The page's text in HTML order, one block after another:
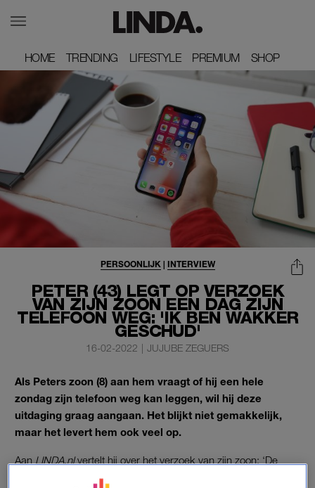
HOME
HOME TRENDING
TRENDING LIFESTYLE
LIFESTYLE PREMIUM
PREMIUM SHOP
SHOP
PETER (43) LEGT OP VERZOEK
VAN ZIJN ZOON EEN DAG ZIJN
TELEFOON WEG: 'IK BEN WAKKER
GESCHUD'
PERSOONLIJK| INTERVIEW
16-02-2022 | JUJUBE ZEGUERS
Als Peters zoon (8) aan hem vraagt of hij een hele
zondag zijn telefoon weg kan leggen, wil hij deze
uitdaging graag aangaan. Het blijkt niet gemakkelijk,
maar het levert hem ook veel op.
Aan LINDA.nlvertelt hij over het verzoek van zijn zoon: ‘De
telefoonverslaving